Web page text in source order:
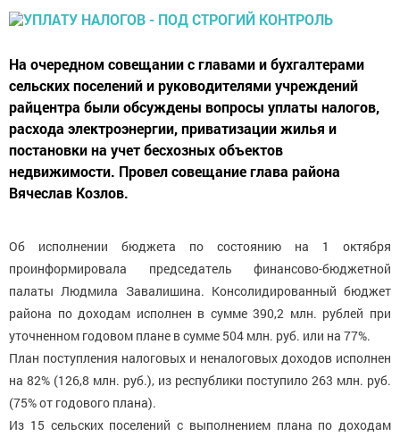
На очередном совещании с главами и бухгалтерами
сельских поселений и руководителями учреждений
райцентра были обсуждены вопросы уплаты налогов,
расхода электроэнергии, приватизации жилья и
постановки на учет бесхозных объектов
недвижимости. Провел совещание глава района
Вячеслав Козлов.
Об исполнении бюджета по состоянию на 1 октября
проинформировала председатель финансово-бюджетной
палаты Людмила Завалишина. Консолидированный бюджет
района по доходам исполнен в сумме 390,2 млн. рублей при
уточненном годовом плане в сумме 504 млн. руб. или на 77%.
План поступления налоговых и неналоговых доходов исполнен
на 82% (126,8 млн. руб.), из республики поступило 263 млн. руб.
(75% от годового плана).
Из 15 сельских поселений с выполнением плана по доходам